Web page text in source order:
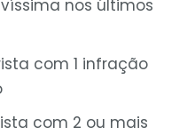
nos últimos
com 1 infração
com 2 ou mais